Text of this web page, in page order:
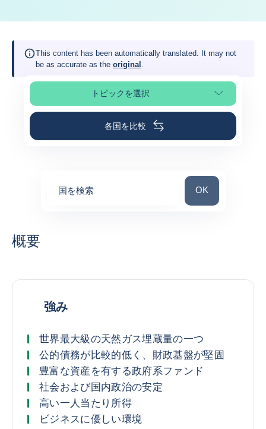
This content has been automatically translated. It may not
be as accurate as the original .
トピックを選択
ページの選択
各国を比較
国を検索 国を検索
OK
概要
強み
世界最大級の天然ガス埋蔵量の一つ
公的債務が比較的低く、財政基盤が堅固
豊富な資産を有する政府系ファンド
社会および国内政治の安定
高い一人当たり所得
ビジネスに優しい環境